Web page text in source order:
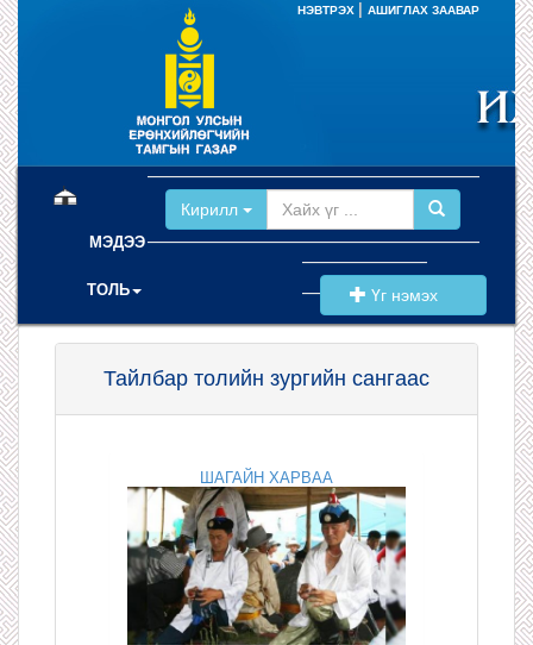
НЭВТРЭХ АШИГЛАХ ЗААВАР
МЭДЭЭ
ТОЛЬ
Кирилл
Үг нэмэх
Тайлбар толийн зургийн сангаас
ШАГАЙН ХАРВАА